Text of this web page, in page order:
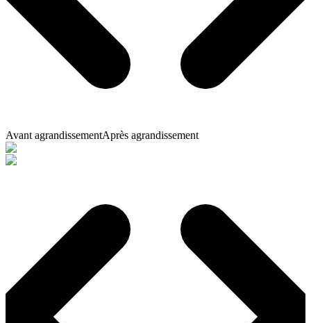
Avant agrandissementAprès agrandissement